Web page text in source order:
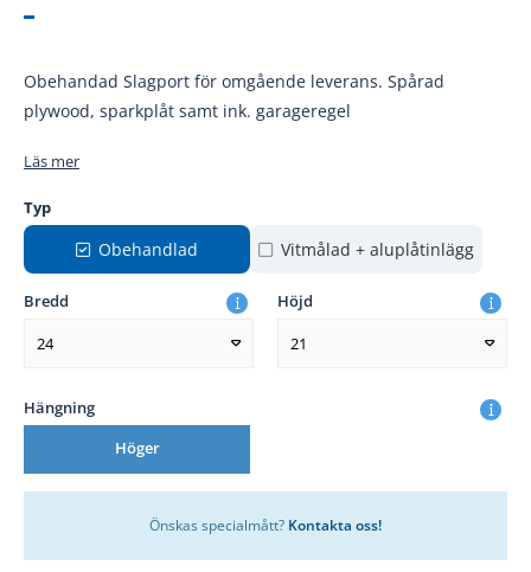
Obehandad Slagport för omgående leverans. Spårad
plywood, sparkplåt samt ink. garageregel
Läs mer
Typ
Obehandlad Vitmålad + aluplåtinlägg
Bredd
24
Höjd
21
Hängning
Höger
Önskas specialmått? Kontakta oss!